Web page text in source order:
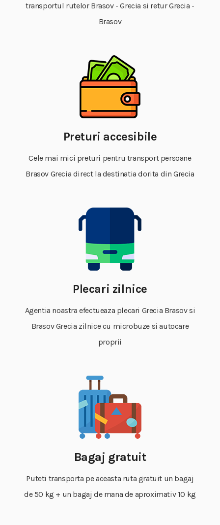
transportul rutelor Brasov - Grecia si retur Grecia -
Brasov
Preturi accesibile
Cele mai mici preturi pentru transport persoane
Brasov Grecia direct la destinatia dorita din Grecia
Plecari zilnice
Agentia noastra efectueaza plecari Grecia Brasov si
Brasov Grecia zilnice cu microbuze si autocare
proprii
Bagaj gratuit
Puteti transporta pe aceasta ruta gratuit un bagaj
de 50 kg + un bagaj de mana de aproximativ 10 kg